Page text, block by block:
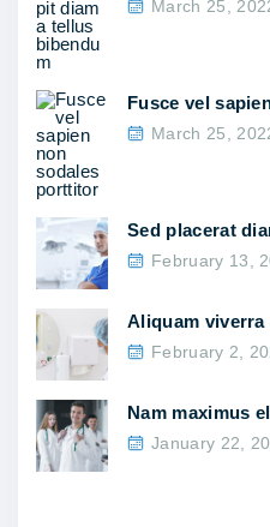
l
u
t
s
m
u
March 25,
Fusce vel
March 25,
Sed placerat
February 13,
Aliquam
February 2,
Nam maximus
January 22,